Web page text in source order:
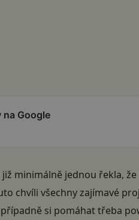
Google
minimálně jednou řekla,
chvíli všechny zajímavé
si pomáhat třeba